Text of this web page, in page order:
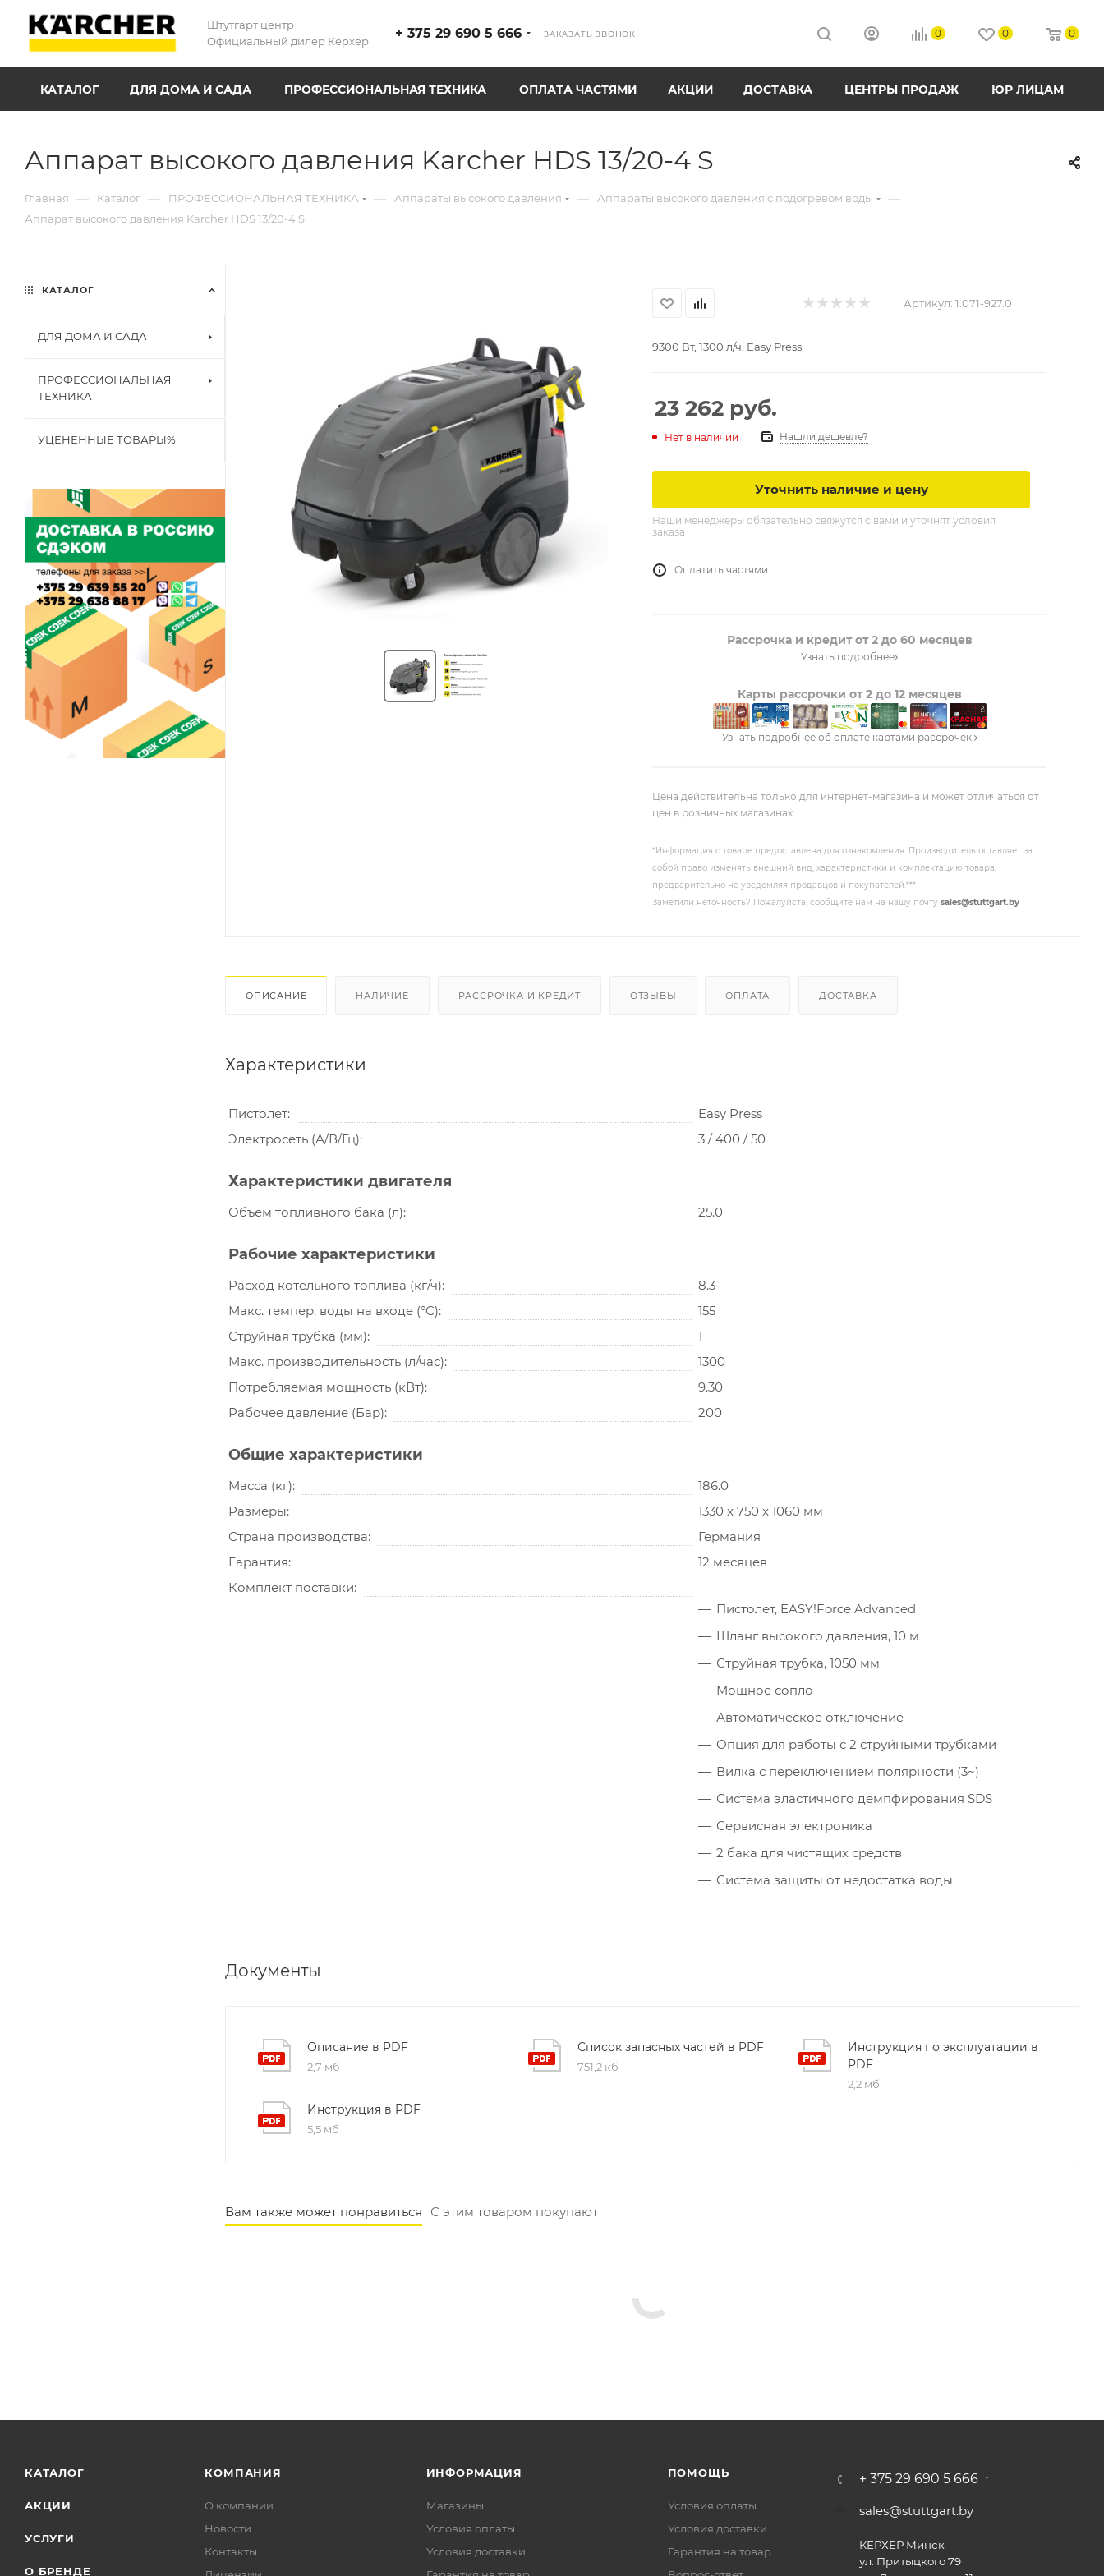
Штутгарт центр
Официальный дилер Керхер
+ 375 29 690 5 666 ЗАКАЗАТЬ ЗВОНОК 0 0 0
КАТАЛОГ ДЛЯ ДОМА И САДА ПРОФЕССИОНАЛЬНАЯ ТЕХНИКА ОПЛАТА ЧАСТЯМИ АКЦИИ ДОСТАВКА ЦЕНТРЫ ПРОДАЖ ЮР ЛИЦАМ
Аппарат высокого давления Karcher HDS 13/20-4 S
Главная — Каталог — ПРОФЕССИОНАЛЬНАЯ ТЕХНИКА — Аппараты высокого давления — Аппараты высокого давления с подогревом воды —
Аппарат высокого давления Karcher HDS 13/20-4 S
Артикул: 1.071-927.0
9300 Вт, 1300 л/ч, Easy Press
23 262 руб.
Нет в наличии Нашли дешевле?
Уточнить наличие и цену
Наши менеджеры обязательно свяжутся с вами и уточнят условия
заказа
Оплатить частями
Рассрочка и кредит от 2 до 60 месяцев
Узнать подробнее
Карты рассрочки от 2 до 12 месяцев
Узнать подробнее об оплате картами рассрочек
Цена действительна только для интернет-магазина и может отличаться от
цен в розничных магазинах
*Информация о товаре предоставлена для ознакомления. Производитель оставляет за
собой право изменять внешний вид, характеристики и комплектацию товара,
предварительно не уведомляя продавцов и покупателей.***
Заметили неточность? Пожалуйста, сообщите нам на нашу почту sales@stuttgart.by
ОПИСАНИЕ НАЛИЧИЕ РАССРОЧКА И КРЕДИТ ОТЗЫВЫ ОПЛАТА ДОСТАВКА
Характеристики
Пистолет
Easy Press
Электросеть (А/В/Гц)
3 / 400 / 50
Характеристики двигателя
Объем топливного бака (л) 25.0
Рабочие характеристики
Расход котельного топлива (кг/ч)
8.3
Макс. темпер. воды на входе (°C)
155
Струйная трубка (мм)
1
Макс. производительность (л/час)
1300
Потребляемая мощность (кВт)
9.30
Рабочее давление (Бар)
200
Общие характеристики
Масса (кг)
186.0
Размеры
1330 x 750 x 1060 мм
Страна производства
Германия
Гарантия
12 месяцев
Комплект поставки
Пистолет, EASY!Force Advanced
Шланг высокого давления, 10 м
Струйная трубка, 1050 мм
Мощное сопло
Автоматическое отключение
Опция для работы с 2 струйными трубками
Вилка с переключением полярности (3~)
Система эластичного демпфирования SDS
Сервисная электроника
2 бака для чистящих средств
Система защиты от недостатка воды
Документы
Описание в PDF
2,7 мб
Список запасных частей в PDF
751,2 кб
Инструкция по эксплуатации в
PDF
2,2 мб
Инструкция в PDF
5,5 мб
Вам также может понравиться С этим товаром покупают
КАТАЛОГ
ДЛЯ ДОМА И САДА
ПРОФЕССИОНАЛЬНАЯ
ТЕХНИКА
УЦЕНЕННЫЕ ТОВАРЫ%
КАТАЛОГ
АКЦИИ
УСЛУГИ
О БРЕНДЕ
КОМПАНИЯ
О компании
Новости
Контакты
ИНФОРМАЦИЯ
Магазины
Условия оплаты
Условия доставки
ПОМОЩЬ
Условия оплаты
Условия доставки
Гарантия на товар
+ 375 29 690 5 666
sales@stuttgart.by
КЕРХЕР Минск
ул. Притыцкого 79